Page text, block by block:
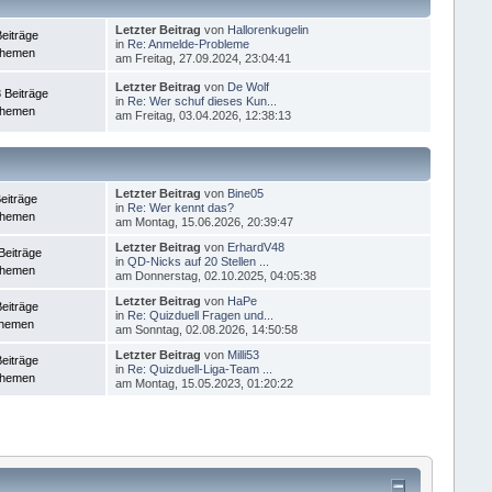
Letzter Beitrag von Hallorenkugelin
in Re: Anmelde-Probleme
am Freitag, 27.09.2024, 23:04:41
Beiträge
Letzter Beitrag von De Wolf
in Re: Wer schuf dieses Kun...
am Freitag, 03.04.2026, 12:38:13
Letzter Beitrag von Bine05
in Re: Wer kennt das?
am Montag, 15.06.2026, 20:39:47
Letzter Beitrag von ErhardV48
inQD-Nicks auf 20 Stellen ...
am Donnerstag, 02.10.2025, 04:05:38
Letzter Beitrag von HaPe
in Re: Quizduell Fragen und...
am Sonntag, 02.08.2026, 14:50:58
Letzter Beitrag von Milli53
in Re: Quizduell-Liga-Team ...
am Montag, 15.05.2023, 01:20:22